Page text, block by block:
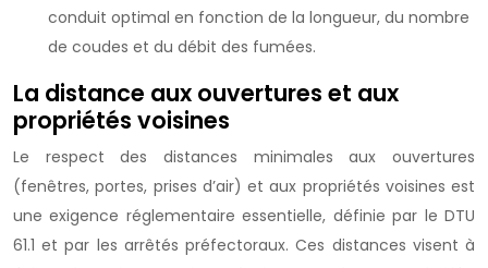
conduit optimal en fonction de la longueur, du nombre
de coudes et du débit des fumées.
La distance aux ouvertures et aux
propriétés voisines
Le respect des distances minimales aux ouvertures
(fenêtres, portes, prises d’air) et aux propriétés voisines est
une exigence réglementaire essentielle, définie par le DTU
61.1 et par les arrêtés préfectoraux. Ces distances visent à